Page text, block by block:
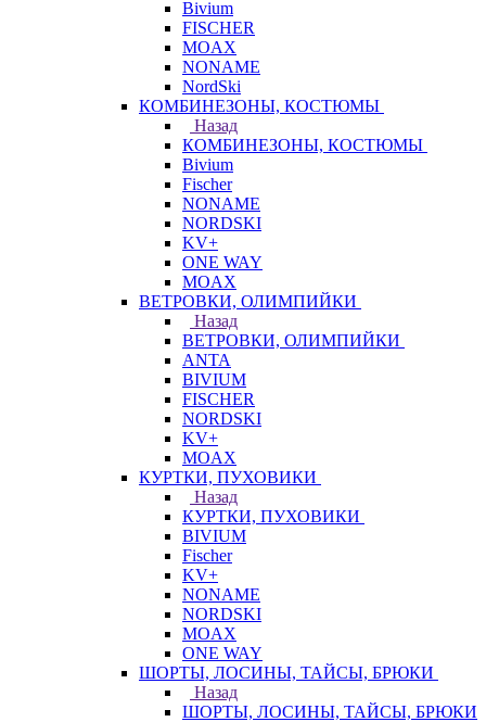
Bivium
FISCHER
MOAX
NONAME
NordSki
КОМБИНЕЗОНЫ, КОСТЮМЫ
Назад
КОМБИНЕЗОНЫ, КОСТЮМЫ
Bivium
Fischer
NONAME
NORDSKI
KV+
ONE WAY
MOAX
ВЕТРОВКИ, ОЛИМПИЙКИ
Назад
ВЕТРОВКИ, ОЛИМПИЙКИ
ANTA
BIVIUM
FISCHER
NORDSKI
KV+
MOAX
КУРТКИ, ПУХОВИКИ
Назад
КУРТКИ, ПУХОВИКИ
BIVIUM
Fischer
KV+
NONAME
NORDSKI
MOAX
ONE WAY
ШОРТЫ, ЛОСИНЫ, ТАЙСЫ, БРЮКИ
Назад
ШОРТЫ, ЛОСИНЫ, ТАЙСЫ, БРЮКИ